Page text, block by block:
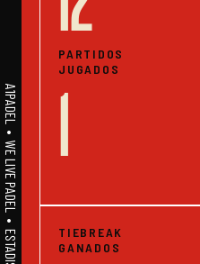
A1PADEL • WE LIVE PADEL • ESTADISTICAS
PARTIDOS
JUGADOS
1
TIEBREAK
GANADOS